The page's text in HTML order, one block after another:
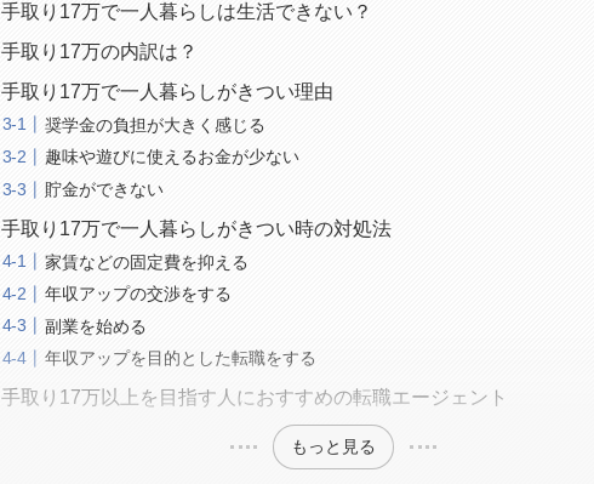
手取り17万で一人暮らしは生活できない？
手取り17万の内訳は？
手取り17万で一人暮らしがきつい理由
奨学金の負担が大きく感じる
趣味や遊びに使えるお金が少ない
貯金ができない
手取り17万で一人暮らしがきつい時の対処法
家賃などの固定費を抑える
年収アップの交渉をする
副業を始める
年収アップを目的とした転職をする
手取り17万以上を目指す人におすすめの転職エージェント
もっと見る